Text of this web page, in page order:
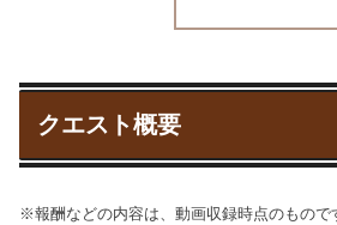
クエスト概要
※報酬などの内容は、動画収録時点のもので